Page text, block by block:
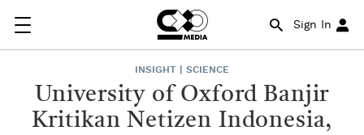
Sign In
INSIGHT | SCIENCE
University of Oxford Banjir
Kritikan Netizen Indonesia,